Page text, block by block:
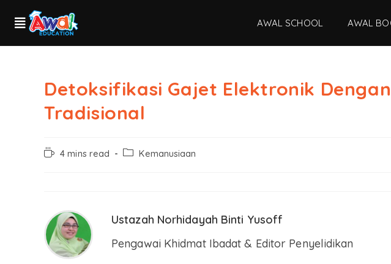
AWAL SCHOOL AWAL
Detoksifikasi Gajet Elektronik
Tradisional
4 mins read Kemanusiaan
Ustazah Norhidayah Binti Yusoff
Pengawai Khidmat Ibadat & Editor Penyelidikan